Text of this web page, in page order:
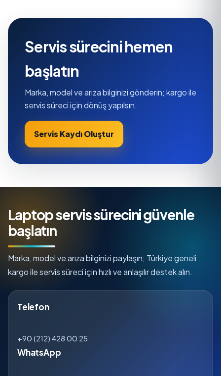
Servis sürecini hemen
başlatın
Marka, model ve arıza bilginizi gönderin; kargo ile
servis süreci için dönüş yapılsın.
Servis Kaydı Oluştur
Laptop servis sürecini güvenle
başlatın
Marka, model ve arıza bilginizi paylaşın; Türkiye geneli
kargo ile servis süreci için hızlı ve anlaşılır destek alın.
Telefon
+90 (212) 428 00 25
WhatsApp